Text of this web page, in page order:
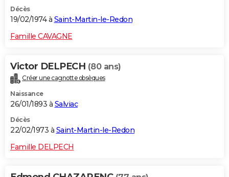
Décès
19/02/1974 à Saint-Martin-le-Redon
Famille CAVAGNE
Victor DELPECH (80 ans)
Créer une cagnotte obsèques
Naissance
26/01/1893 à Salviac
Décès
22/02/1973 à Saint-Martin-le-Redon
Famille DELPECH